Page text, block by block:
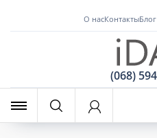
О насКонтактыБлог
(068)